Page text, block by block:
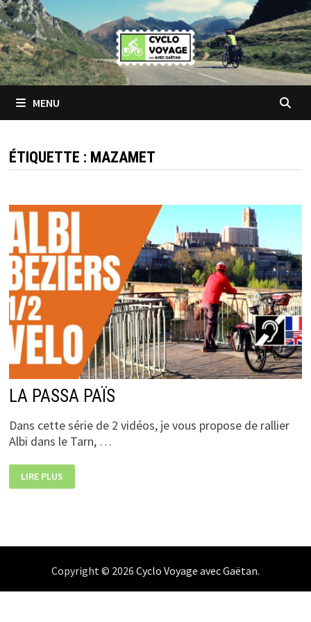
Passer
au
contenu
MENU
ÉTIQUETTE : MAZAMET
LA PASSA PAÏS
Dans cette série de 2 vidéos, je vous propose de rallier
Albi dans le Tarn, …
LA
PASSA
PAÏS
LIRE PLUS
Copyright © 2026 Cyclo Voyage avec Gaëtan.